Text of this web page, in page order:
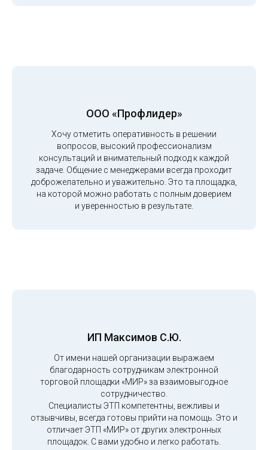
ООО «Профлидер»
Хочу отметить оперативность в решении
вопросов, высокий профессионализм
консультаций и внимательный подход к каждой
задаче. Общение с менеджерами всегда проходит
доброжелательно и уважительно. Это та площадка,
на которой можно работать с полным доверием
и уверенностью в результате.
ИП Максимов С.Ю.
От имени нашей организации выражаем
благодарность сотрудникам электронной
торговой площадки «МИР» за взаимовыгодное
сотрудничество.
Специалисты ЭТП компетентны, вежливы и
отзывчивы, всегда готовы прийти на помощь. Это и
отличает ЭТП «МИР» от других электронных
площадок. С вами удобно и легко работать.